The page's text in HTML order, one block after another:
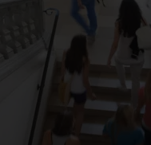
An der
Weingarten
der Friedrich-
Studie zu den
Die
eine
werden.
Mehr